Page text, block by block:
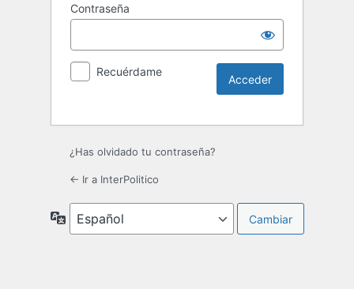
Contraseña
Recuérdame
¿Has olvidado tu contraseña?
← Ir a InterPolitico
Idioma